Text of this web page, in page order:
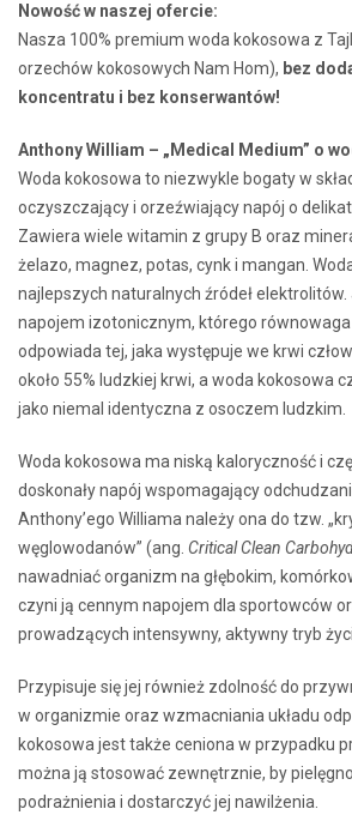
Nowość w naszej ofercie:
Nasza 100% premium woda kokosowa z
orzechów kokosowych Nam Hom), bez
koncentratu i bez konserwantów!
Anthony William – „Medical Medium” o
Woda kokosowa to niezwykle bogaty w
oczyszczający i orzeźwiający napój o
Zawiera wiele witamin z grupy B oraz
żelazo, magnez, potas, cynk i mangan.
najlepszych naturalnych źródeł
napojem izotonicznym, którego
odpowiada tej, jaka występuje we krwi
około 55% ludzkiej krwi, a woda kokosowa
jako niemal identyczna z osoczem ludzkim.
Woda kokosowa ma niską kaloryczność i
doskonały napój wspomagający
Anthony’ego Williama należy ona do tzw.
węglowodanów” (ang. Critical Clean
nawadniać organizm na głębokim,
czyni ją cennym napojem dla sportowców
prowadzących intensywny, aktywny tryb
Przypisuje się jej również zdolność do
w organizmie oraz wzmacniania układu
kokosowa jest także ceniona w przypadku
można ją stosować zewnętrznie, by
podrażnienia i dostarczyć jej nawilżenia.